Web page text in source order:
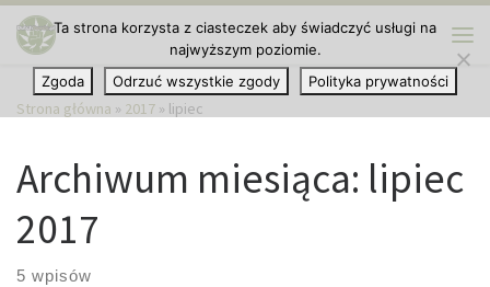
Przejdź do treści
Strona główna » 2017 » lipiec
Archiwum miesiąca: lipiec
2017
5 wpisów
Ta strona korzysta z ciasteczek aby świadczyć usługi na
najwyższym poziomie.
Zgoda
Odrzuć wszystkie zgody Polityka prywatności